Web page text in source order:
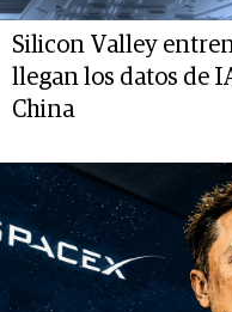
Silicon Valley
llegan los datos de
China